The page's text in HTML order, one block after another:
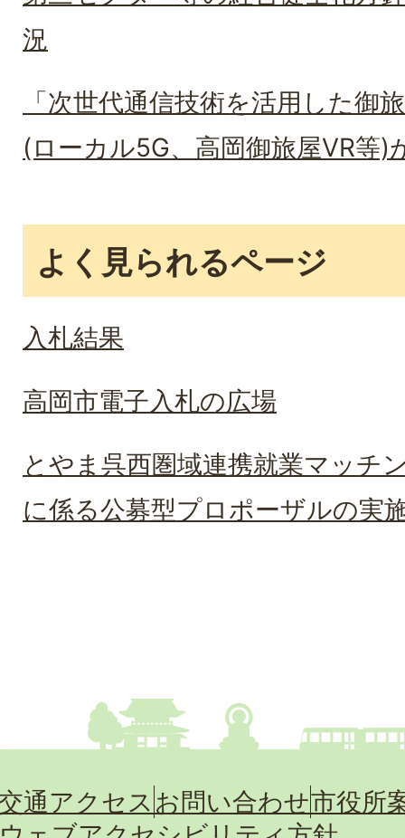
況
「次世代通信技術を活用した御
(ローカル5G、高岡御旅屋VR等)
よく見られるページ
入札結果
高岡市電子入札の広場
とやま呉西圏域連携就業マッチ
に係る公募型プロポーザルの実
通アクセス お問い合わせ市役所